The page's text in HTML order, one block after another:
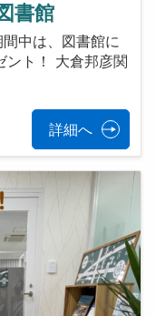
書館
中は、図書館に
ント！ 大倉邦彦関
詳細へ